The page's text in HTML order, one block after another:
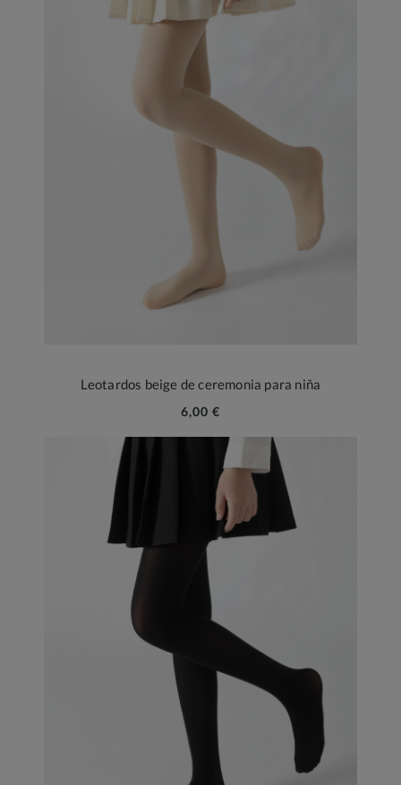
Leotardos beige de ceremonia para niña
6,00 €